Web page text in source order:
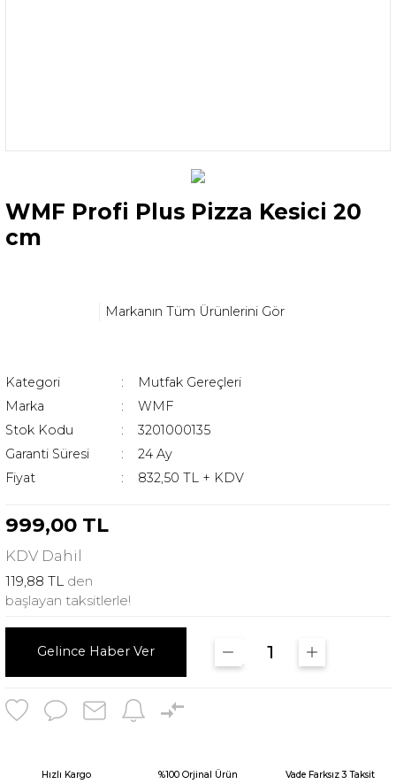
WMF Profi Plus Pizza Kesici 20
cm
Markanın Tüm Ürünlerini Gör
Kategori
Mutfak Gereçleri
Marka
WMF
Stok Kodu
3201000135
Garanti Süresi
24 Ay
Fiyat
832,50 TL + KDV
999,00 TL
KDV Dahil
119,88 TL den
başlayan taksitlerle!
Gelince Haber Ver
Hızlı Kargo
%100 Orjinal Ürün
Vade Farksız 3 Taksit